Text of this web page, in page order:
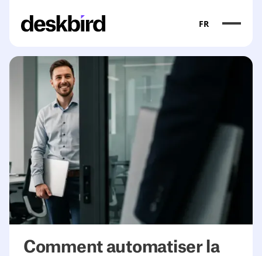
FR
Comment automatiser la